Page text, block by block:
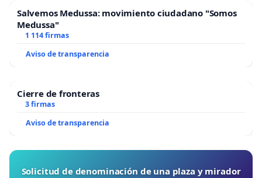
Salvemos Medussa: movimiento ciudadano "Somos
Medussa"
1 114 firmas
Aviso de transparencia
Cierre de fronteras
3 firmas
Aviso de transparencia
Solicitud de denominación de una plaza y mirador